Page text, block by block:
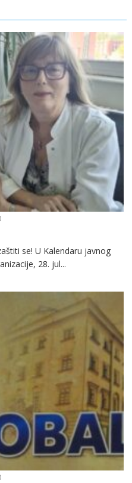
se! U Kalendaru javnog
28. jul...